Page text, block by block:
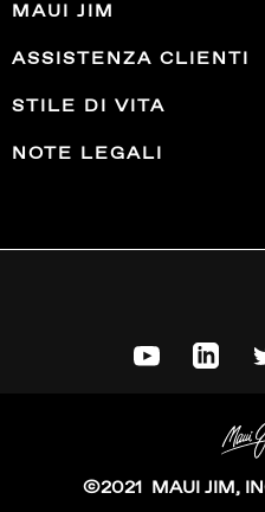
MAUI JIM
ASSISTENZA CLIENTI
STILE DI VITA
NOTE LEGALI
©2021 MAUI JIM,